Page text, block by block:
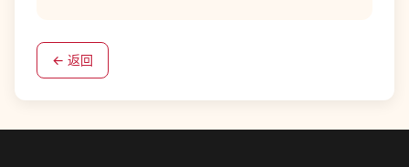
← 返回